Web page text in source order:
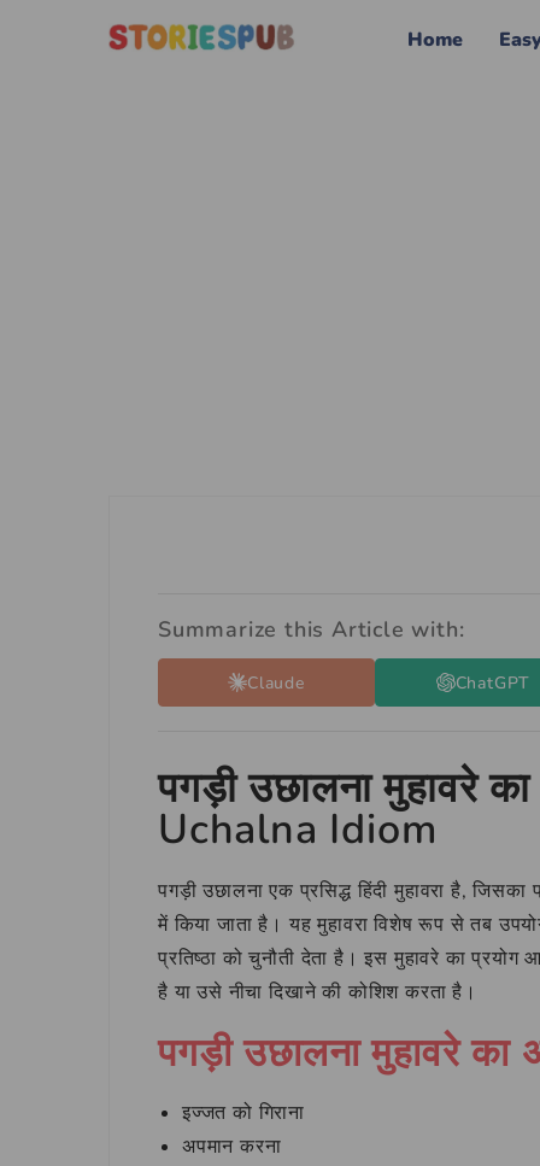
Home
Summarize this Article with:
Claude ChatGPT
पगड़ी उछालना मुहावरे
Uchalna Idiom
पगड़ी उछालना एक प्रसिद्ध हिंदी मुहावरा है,
में किया जाता है। यह मुहावरा विशेष रूप से तब
प्रतिष्ठा को चुनौती देता है। इस मुहावरे का प्रयोग
है या उसे नीचा दिखाने की कोशिश करता है।
पगड़ी उछालना मुहावरे का
इज्जत को गिराना
अपमान करना